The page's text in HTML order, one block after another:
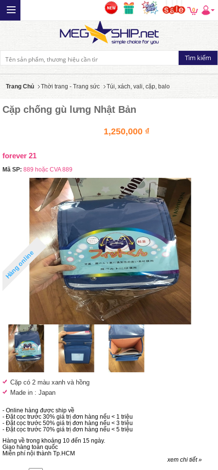
0
Trang Chủ Thời trang - Trang sức Túi, xách, vali, cặp, balo
Cặp chống gù lưng Nhật Bản
1,250,000 ₫
forever 21
Mã SP: 889 hoặc CVA 889
Hàng online
Cặp có 2 màu xanh và hồng
Made in : Japan
- Online hàng được ship về
- Đặt cọc trước 30% giá trị đơn hàng nếu < 1 triệu
- Đặt cọc trước 50% giá trị đơn hàng nếu < 3 triệu
- Đặt cọc trước 70% giá trị đơn hàng nếu < 5 triệu
Hàng về trong khoảng 10 đến 15 ngày.
Giao hàng toàn quốc
Miễn phí nội thành Tp.HCM
xem chi tiết »